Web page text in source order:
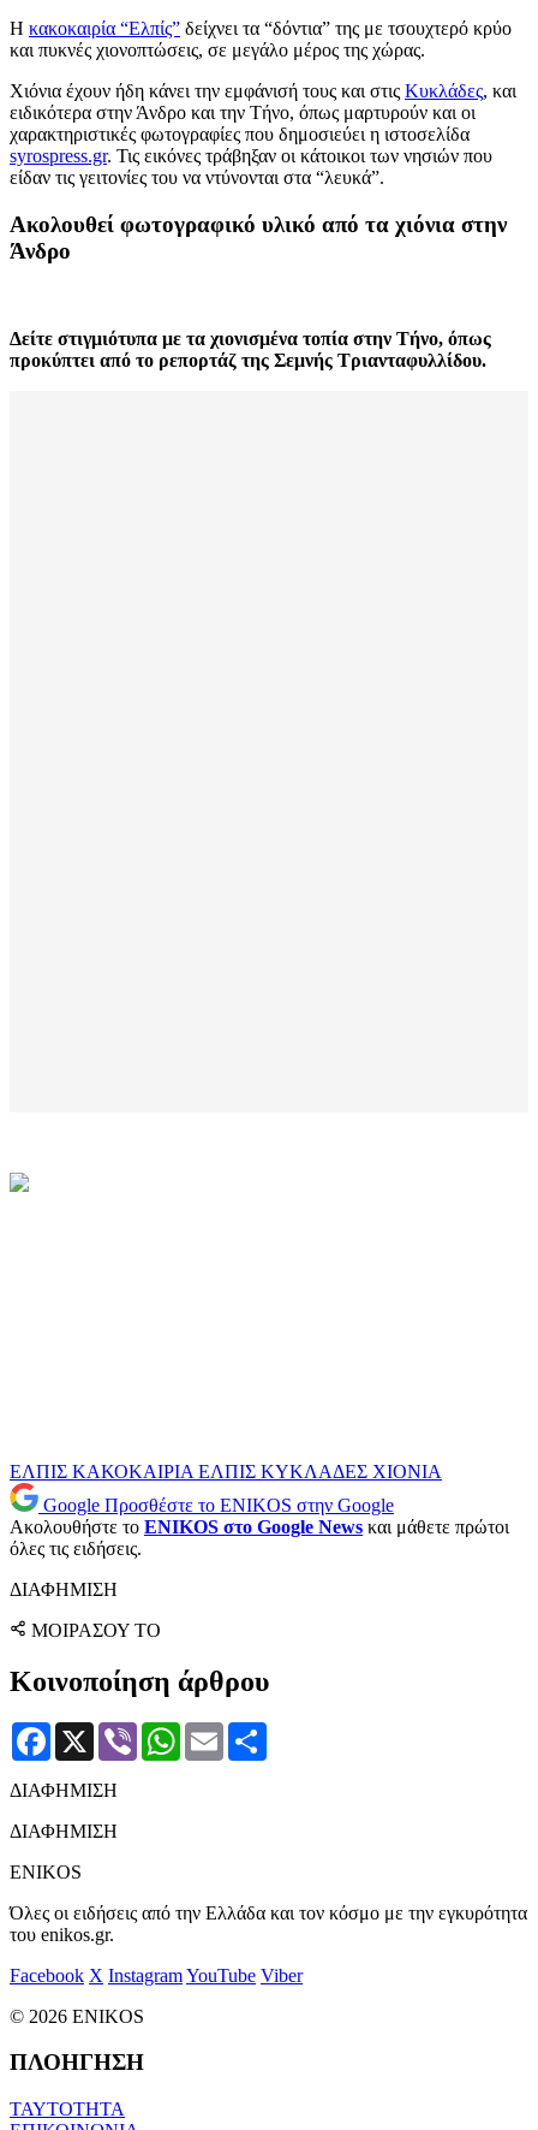
Η κακοκαιρία “Ελπίς” δείχνει τα “δόντια” της με τσουχτερό κρύο
και πυκνές χιονοπτώσεις, σε μεγάλο μέρος της χώρας.
Χιόνια έχουν ήδη κάνει την εμφάνισή τους και στις Κυκλάδες, και
ειδικότερα στην Άνδρο και την Τήνο, όπως μαρτυρούν και οι
χαρακτηριστικές φωτογραφίες που δημοσιεύει η ιστοσελίδα
syrospress.gr. Τις εικόνες τράβηξαν οι κάτοικοι των νησιών που
είδαν τις γειτονίες του να ντύνονται στα “λευκά”.
Ακολουθεί φωτογραφικό υλικό από τα χιόνια στην
Άνδρο
Δείτε στιγμιότυπα με τα χιονισμένα τοπία στην Τήνο, όπως
προκύπτει από το ρεπορτάζ της Σεμνής Τριανταφυλλίδου.
ΕΛΠΙΣ ΚΑΚΟΚΑΙΡΙΑ ΕΛΠΙΣ ΚΥΚΛΑΔΕΣ ΧΙΟΝΙΑ
Google Προσθέστε το ENIKOS στην Google
Ακολουθήστε το ENIKOS στο Google News και μάθετε πρώτοι
όλες τις ειδήσεις.
ΔΙΑΦΗΜΙΣΗ
ΜΟΙΡΑΣΟΥ ΤΟ
Κοινοποίηση άρθρου
Facebook
X Viber WhatsApp
Email
ΔΙΑΦΗΜΙΣΗ
ΔΙΑΦΗΜΙΣΗ
ENIKOS
Όλες οι ειδήσεις από την Ελλάδα και τον κόσμο με την εγκυρότητα
του enikos.gr.
Facebook X InstagramYouTube Viber
© 2026 ENIKOS
ΠΛΟΗΓΗΣΗ
ΤΑΥΤΟΤΗΤΑ